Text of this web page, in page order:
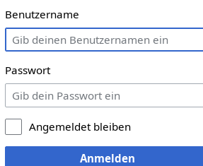
Benutzername
Passwort
Angemeldet bleiben
Anmelden